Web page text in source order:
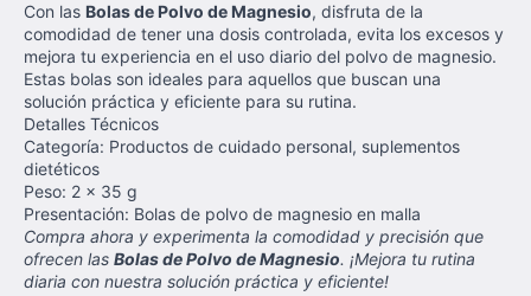
Con las Bolas de Polvo de Magnesio, disfruta de la
comodidad de tener una dosis controlada, evita los excesos y
mejora tu experiencia en el uso diario del polvo de magnesio.
Estas bolas son ideales para aquellos que buscan una
solución práctica y eficiente para su rutina.
Detalles Técnicos
Categoría: Productos de cuidado personal, suplementos
dietéticos
Peso: 2 x 35 g
Presentación: Bolas de polvo de magnesio en malla
Compra ahora y experimenta la comodidad y precisión que
ofrecen las Bolas de Polvo de Magnesio. ¡Mejora tu rutina
diaria con nuestra solución práctica y eficiente!